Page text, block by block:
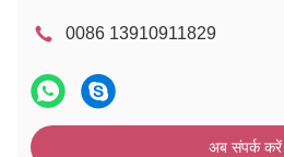
0086 13910911829
अब संपर्क करें